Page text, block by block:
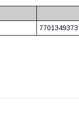
7701349373